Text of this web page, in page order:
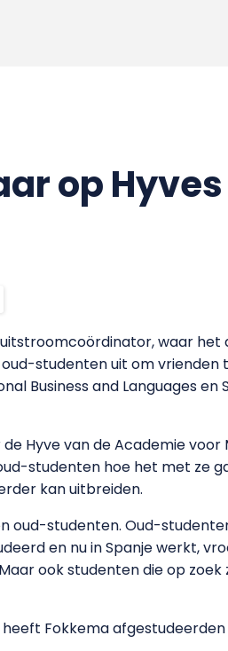
op Hyves
waar
studenten uit om vrienden
Business and Languages en
Hyve van de Academie voor
studenten hoe het met ze
kan uitbreiden.
oud-studenten. Oud-
en nu in Spanje werkt,
ook studenten die op zoek
Fokkema